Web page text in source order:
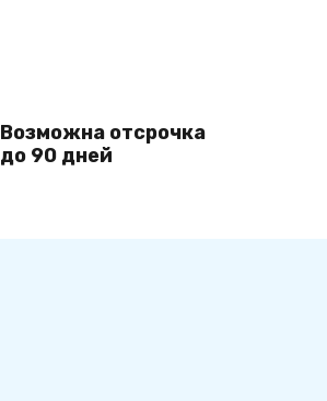
Возможна отсрочка
до 90 дней